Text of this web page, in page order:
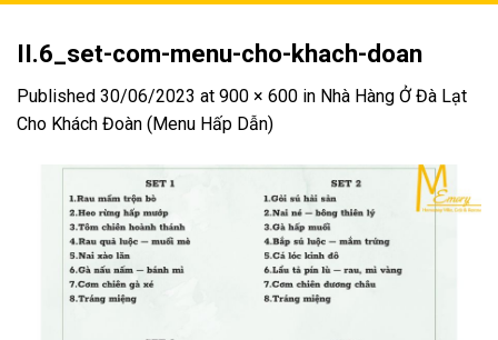
II.6_set-com-menu-cho-khach-doan
Published 30/06/2023 at 900 × 600 in Nhà Hàng Ở Đà Lạt
Cho Khách Đoàn (Menu Hấp Dẫn)